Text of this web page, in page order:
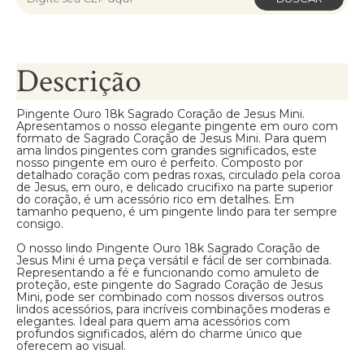
Descrição
Pingente Ouro 18k Sagrado Coração de Jesus Mini.
Apresentamos o nosso elegante pingente em ouro com
formato de Sagrado Coração de Jesus Mini. Para quem
ama lindos pingentes com grandes significados, este
nosso pingente em ouro é perfeito. Composto por
detalhado coração com pedras roxas, circulado pela coroa
de Jesus, em ouro, e delicado crucifixo na parte superior
do coração, é um acessório rico em detalhes. Em
tamanho pequeno, é um pingente lindo para ter sempre
consigo.
O nosso lindo Pingente Ouro 18k Sagrado Coração de
Jesus Mini é uma peça versátil e fácil de ser combinada.
Representando a fé e funcionando como amuleto de
proteção, este pingente do Sagrado Coração de Jesus
Mini, pode ser combinado com nossos diversos outros
lindos acessórios, para incríveis combinações moderas e
elegantes. Ideal para quem ama acessórios com
profundos significados, além do charme único que
oferecem ao visual.